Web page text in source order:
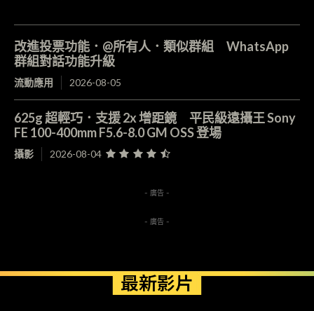
改進投票功能．@所有人．類似群組 WhatsApp
群組對話功能升級
流動應用 2026-08-05
625g 超輕巧．支援 2x 增距鏡 平民級遠攝王 Sony
FE 100-400mm F5.6-8.0 GM OSS 登場
攝影 2026-08-04
- 廣告 -
- 廣告 -
最新影片